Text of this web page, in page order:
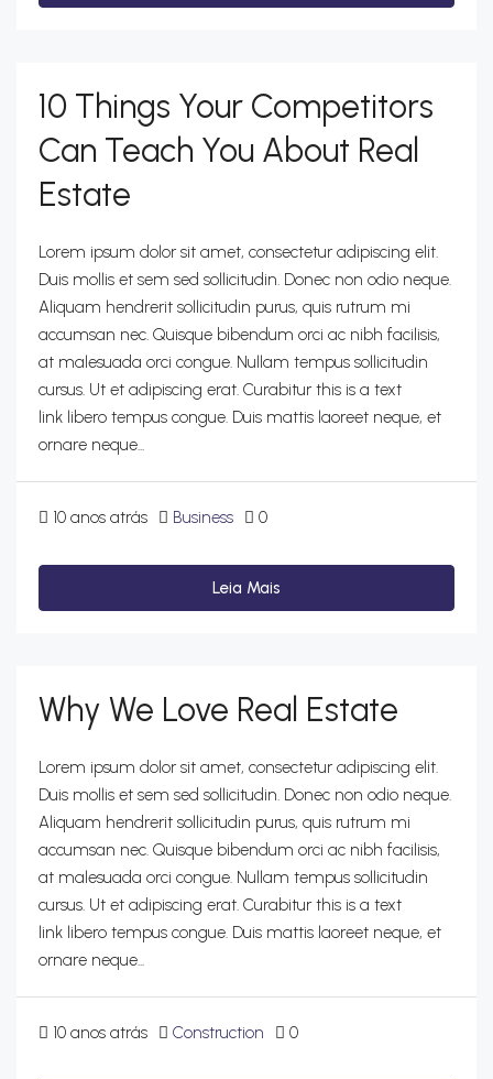
10 Things Your Competitors
Can Teach You About Real
Estate
Lorem ipsum dolor sit amet, consectetur adipiscing elit.
Duis mollis et sem sed sollicitudin. Donec non odio neque.
Aliquam hendrerit sollicitudin purus, quis rutrum mi
accumsan nec. Quisque bibendum orci ac nibh facilisis,
at malesuada orci congue. Nullam tempus sollicitudin
cursus. Ut et adipiscing erat. Curabitur this is a text
link libero tempus congue. Duis mattis laoreet neque, et
ornare neque...
10 anos atrás Business 0
Leia Mais
Why We Love Real Estate
Lorem ipsum dolor sit amet, consectetur adipiscing elit.
Duis mollis et sem sed sollicitudin. Donec non odio neque.
Aliquam hendrerit sollicitudin purus, quis rutrum mi
accumsan nec. Quisque bibendum orci ac nibh facilisis,
at malesuada orci congue. Nullam tempus sollicitudin
cursus. Ut et adipiscing erat. Curabitur this is a text
link libero tempus congue. Duis mattis laoreet neque, et
ornare neque...
10 anos atrás Construction 0